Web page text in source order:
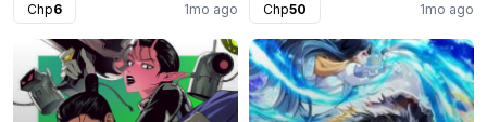
Chp6 1mo ago
Chp50 1mo ago